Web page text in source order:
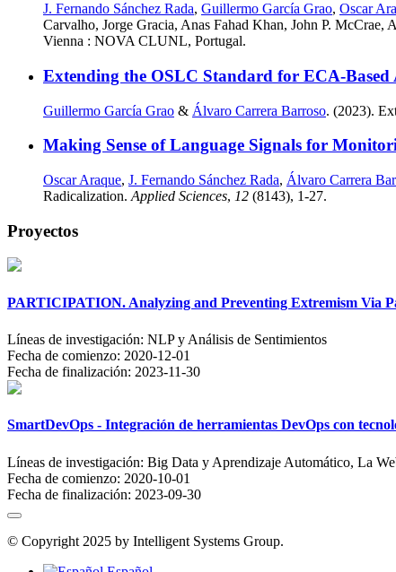
J. Fernando Sánchez Rada, Guillermo García Grao, Oscar
Carvalho, Jorge Gracia, Anas Fahad Khan, John P.
Vienna : NOVA CLUNL, Portugal.
Extending the OSLC Standard for ECA-Based
Guillermo García Grao & Álvaro Carrera Barroso. (2023).
Making Sense of Language Signals for
Oscar Araque, J. Fernando Sánchez Rada, Álvaro Carrera
Radicalization. Applied Sciences, 12 (8143), 1-27.
Proyectos
PARTICIPATION. Analyzing and Preventing Extremism Via
Líneas de investigación: NLP y Análisis de Sentimientos
Fecha de comienzo: 2020-12-01
Fecha de finalización: 2023-11-30
SmartDevOps - Integración de herramientas DevOps con
Líneas de investigación: Big Data y Aprendizaje Automático, La
Fecha de comienzo: 2020-10-01
Fecha de finalización: 2023-09-30
© Copyright 2025 by Intelligent Systems Group.